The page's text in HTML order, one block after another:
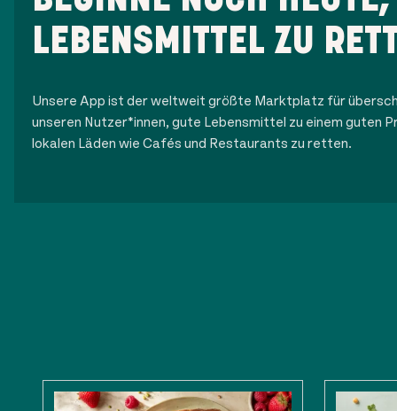
LEBENSMITTEL ZU
Unsere App ist der weltweit größte Marktplatz für
unseren Nutzer*innen, gute Lebensmittel zu einem guten
lokalen Läden wie Cafés und Restaurants zu retten.